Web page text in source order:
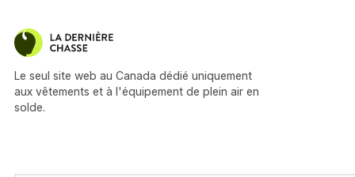
Le seul site web au Canada dédié uniquement
aux vêtements et à l'équipement de plein air en
solde.